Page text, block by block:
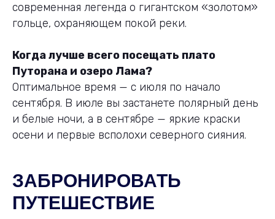
современная легенда о гигантском «золотом»
гольце, охраняющем покой реки.
Когда лучше всего посещать плато
Путорана и озеро Лама?
Оптимальное время — с июля по начало
сентября. В июле вы застанете полярный день
и белые ночи, а в сентябре — яркие краски
осени и первые всполохи северного сияния.
ЗАБРОНИРОВАТЬ
ПУТЕШЕСТВИЕ